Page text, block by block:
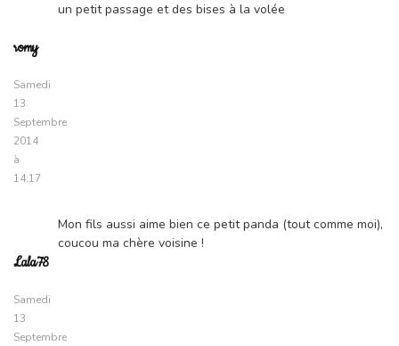
romy
Samedi
13
Septembre
2014
à
14:17
un petit passage et des bises à la volée
Lala78
Samedi
13
Septembre
Mon fils aussi aime bien ce petit panda (tout comme moi),
coucou ma chère voisine !